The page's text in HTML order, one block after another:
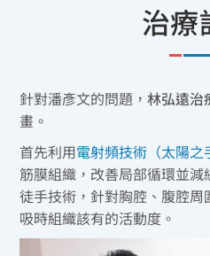
治療
針對潘彥文的問題，林弘遠治
畫。
首先利用電射頻技術（太陽之
筋膜組織，改善局部循環並
徒手技術，針對胸腔、腹腔
吸時組織該有的活動度。